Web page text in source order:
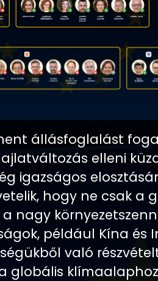
állásfoglalást
elleni
igazságos
hogy ne csak a
nagy
például Kína és
való
globális